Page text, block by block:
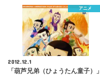
アニメ
2012.12.1
「葫芦兄弟（ひょうたん童子）」